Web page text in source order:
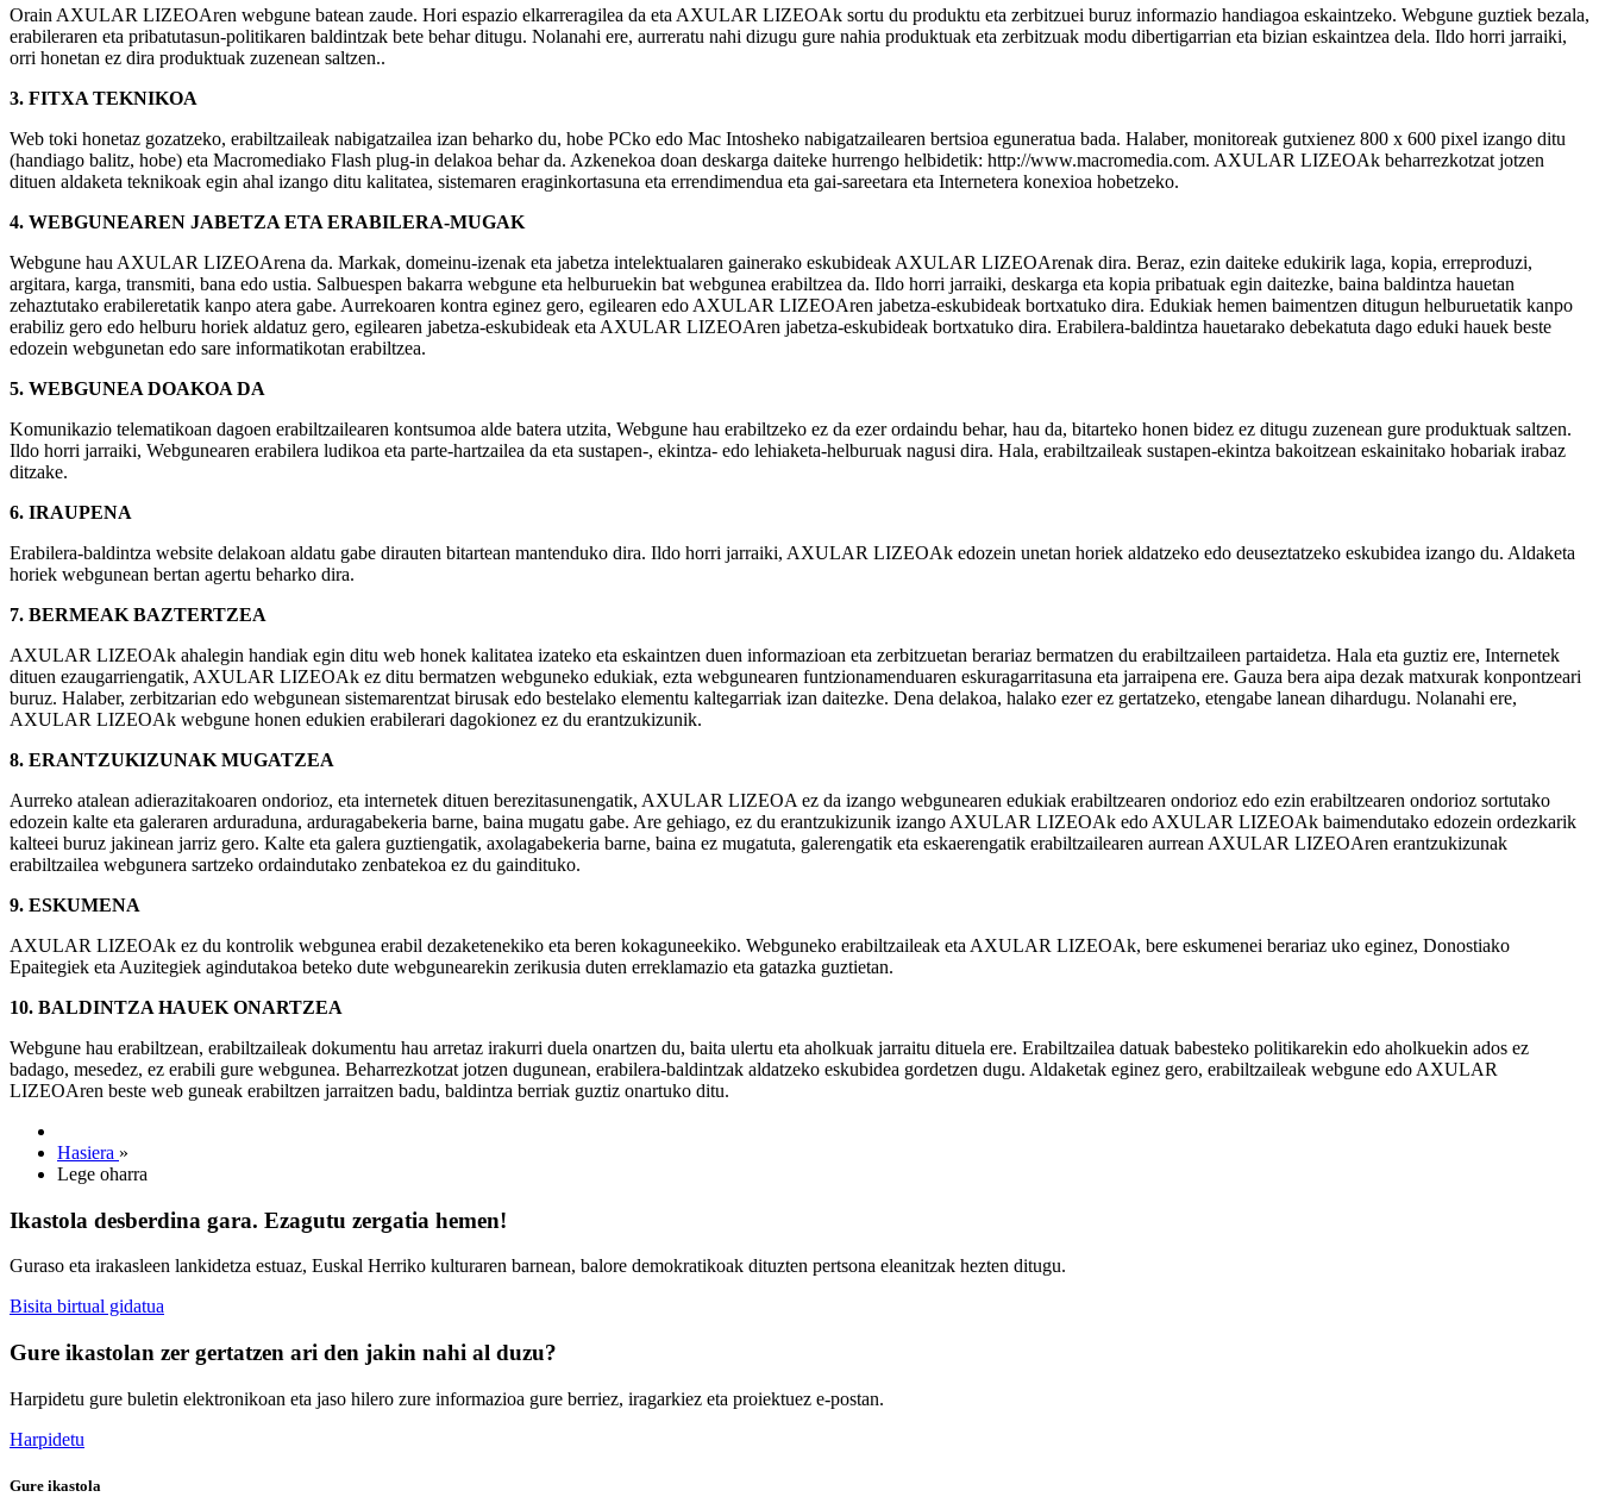
Orain AXULAR LIZEOAren webgune batean zaude. Hori espazio elkarreragilea da eta AXULAR LIZEOAk sortu du produktu eta zerbitzuei buruz informazio handiagoa eskaintzeko. Webgune guztiek bezala,
erabileraren eta pribatutasun-politikaren baldintzak bete behar ditugu. Nolanahi ere, aurreratu nahi dizugu gure nahia produktuak eta zerbitzuak modu dibertigarrian eta bizian eskaintzea dela. Ildo horri jarraiki,
orri honetan ez dira produktuak zuzenean saltzen..
3. FITXA TEKNIKOA
Web toki honetaz gozatzeko, erabiltzaileak nabigatzailea izan beharko du, hobe PCko edo Mac Intosheko nabigatzailearen bertsioa eguneratua bada. Halaber, monitoreak gutxienez 800 x 600 pixel izango ditu
(handiago balitz, hobe) eta Macromediako Flash plug-in delakoa behar da. Azkenekoa doan deskarga daiteke hurrengo helbidetik: http://www.macromedia.com. AXULAR LIZEOAk beharrezkotzat jotzen
dituen aldaketa teknikoak egin ahal izango ditu kalitatea, sistemaren eraginkortasuna eta errendimendua eta gai-sareetara eta Internetera konexioa hobetzeko.
4. WEBGUNEAREN JABETZA ETA ERABILERA-MUGAK
Webgune hau AXULAR LIZEOArena da. Markak, domeinu-izenak eta jabetza intelektualaren gainerako eskubideak AXULAR LIZEOArenak dira. Beraz, ezin daiteke edukirik laga, kopia, erreproduzi,
argitara, karga, transmiti, bana edo ustia. Salbuespen bakarra webgune eta helburuekin bat webgunea erabiltzea da. Ildo horri jarraiki, deskarga eta kopia pribatuak egin daitezke, baina baldintza hauetan
zehaztutako erabileretatik kanpo atera gabe. Aurrekoaren kontra eginez gero, egilearen edo AXULAR LIZEOAren jabetza-eskubideak bortxatuko dira. Edukiak hemen baimentzen ditugun helburuetatik kanpo
erabiliz gero edo helburu horiek aldatuz gero, egilearen jabetza-eskubideak eta AXULAR LIZEOAren jabetza-eskubideak bortxatuko dira. Erabilera-baldintza hauetarako debekatuta dago eduki hauek beste
edozein webgunetan edo sare informatikotan erabiltzea.
5. WEBGUNEA DOAKOA DA
Komunikazio telematikoan dagoen erabiltzailearen kontsumoa alde batera utzita, Webgune hau erabiltzeko ez da ezer ordaindu behar, hau da, bitarteko honen bidez ez ditugu zuzenean gure produktuak saltzen.
Ildo horri jarraiki, Webgunearen erabilera ludikoa eta parte-hartzailea da eta sustapen-, ekintza- edo lehiaketa-helburuak nagusi dira. Hala, erabiltzaileak sustapen-ekintza bakoitzean eskainitako hobariak irabaz
ditzake.
6. IRAUPENA
Erabilera-baldintza website delakoan aldatu gabe dirauten bitartean mantenduko dira. Ildo horri jarraiki, AXULAR LIZEOAk edozein unetan horiek aldatzeko edo deuseztatzeko eskubidea izango du. Aldaketa
horiek webgunean bertan agertu beharko dira.
7. BERMEAK BAZTERTZEA
AXULAR LIZEOAk ahalegin handiak egin ditu web honek kalitatea izateko eta eskaintzen duen informazioan eta zerbitzuetan berariaz bermatzen du erabiltzaileen partaidetza. Hala eta guztiz ere, Internetek
dituen ezaugarriengatik, AXULAR LIZEOAk ez ditu bermatzen webguneko edukiak, ezta webgunearen funtzionamenduaren eskuragarritasuna eta jarraipena ere. Gauza bera aipa dezak matxurak konpontzeari
buruz. Halaber, zerbitzarian edo webgunean sistemarentzat birusak edo bestelako elementu kaltegarriak izan daitezke. Dena delakoa, halako ezer ez gertatzeko, etengabe lanean dihardugu. Nolanahi ere,
AXULAR LIZEOAk webgune honen edukien erabilerari dagokionez ez du erantzukizunik.
8. ERANTZUKIZUNAK MUGATZEA
Aurreko atalean adierazitakoaren ondorioz, eta internetek dituen berezitasunengatik, AXULAR LIZEOA ez da izango webgunearen edukiak erabiltzearen ondorioz edo ezin erabiltzearen ondorioz sortutako
edozein kalte eta galeraren arduraduna, arduragabekeria barne, baina mugatu gabe. Are gehiago, ez du erantzukizunik izango AXULAR LIZEOAk edo AXULAR LIZEOAk baimendutako edozein ordezkarik
kalteei buruz jakinean jarriz gero. Kalte eta galera guztiengatik, axolagabekeria barne, baina ez mugatuta, galerengatik eta eskaerengatik erabiltzailearen aurrean AXULAR LIZEOAren erantzukizunak
erabiltzailea webgunera sartzeko ordaindutako zenbatekoa ez du gaindituko.
9. ESKUMENA
AXULAR LIZEOAk ez du kontrolik webgunea erabil dezaketenekiko eta beren kokaguneekiko. Webguneko erabiltzaileak eta AXULAR LIZEOAk, bere eskumenei berariaz uko eginez, Donostiako
Epaitegiek eta Auzitegiek agindutakoa beteko dute webgunearekin zerikusia duten erreklamazio eta gatazka guztietan.
10. BALDINTZA HAUEK ONARTZEA
Webgune hau erabiltzean, erabiltzaileak dokumentu hau arretaz irakurri duela onartzen du, baita ulertu eta aholkuak jarraitu dituela ere. Erabiltzailea datuak babesteko politikarekin edo aholkuekin ados ez
badago, mesedez, ez erabili gure webgunea. Beharrezkotzat jotzen dugunean, erabilera-baldintzak aldatzeko eskubidea gordetzen dugu. Aldaketak eginez gero, erabiltzaileak webgune edo AXULAR
LIZEOAren beste web guneak erabiltzen jarraitzen badu, baldintza berriak guztiz onartuko ditu.
Hasiera »
Lege oharra
Ikastola desberdina gara. Ezagutu zergatia hemen!
Guraso eta irakasleen lankidetza estuaz, Euskal Herriko kulturaren barnean, balore demokratikoak dituzten pertsona eleanitzak hezten ditugu.
Bisita birtual gidatua
Gure ikastolan zer gertatzen ari den jakin nahi al duzu?
Harpidetu gure buletin elektronikoan eta jaso hilero zure informazioa gure berriez, iragarkiez eta proiektuez e-postan.
Harpidetu
Gure ikastola